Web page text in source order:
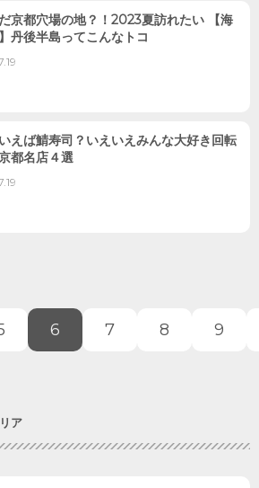
京都穴場の地？！2023夏訪れたい 【海
丹後半島ってこんなトコ
えば鯖寿司？いえいえみんな大好き回転
都名店４選
6 7 8 9
ア